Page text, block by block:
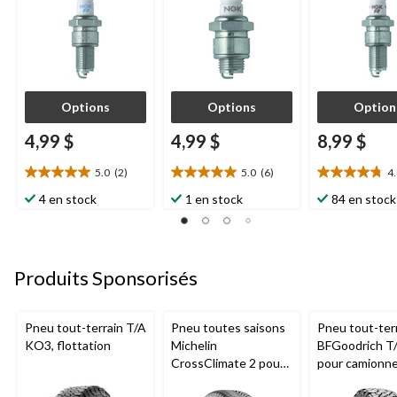
Options
4,99 $
5.0 (2)
5.0
étoile(s)
4 en stock
Options
4,99 $
5.0 (6)
5.0
étoile(s)
sur
1 en stock
8,99 $
4.8
étoile(s)
84 en stock
Produits Sponsorisés
Pneu tout-terrain T/A
KO3, flottation
Pneu toutes saisons
Michelin
CrossClimate 2 pour
Pneu tout-
BFGoodrich
pour